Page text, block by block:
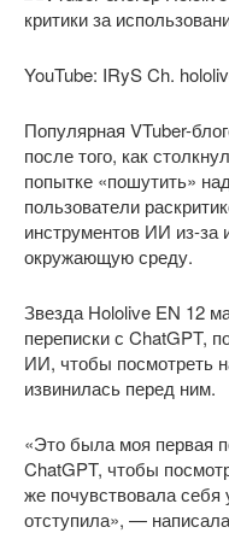
YouTube: IRyS Ch.
Популярная VTuber-
после того, как
попытке «пошутить»
пользователи
инструментов ИИ из-за
окружающую среду.
Звезда Hololive EN 12
переписки с ChatGPT,
ИИ, чтобы посмотреть
извинилась перед ним.
«Это была моя первая
ChatGPT, чтобы
же почувствовала себя
отступила», —